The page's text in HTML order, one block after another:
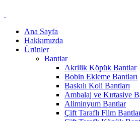
Ana Sayfa
Hakkımızda
Ürünler
Bantlar
Akrilik Köpük Bantlar
Bobin Ekleme Bantları
Baskılı Koli Bantları
Ambalaj ve Kırtasiye
Aliminyum Bantlar
Çift Taraflı Film